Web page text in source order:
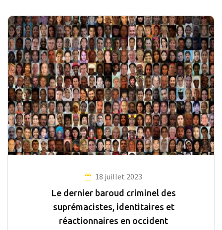
18 juillet 2023
Le dernier baroud criminel des
suprémacistes, identitaires et
réactionnaires en occident